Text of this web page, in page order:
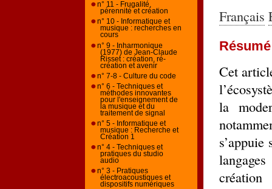
Français
Résumé
Cet
la
création
n° 11 - Frugalité,
pérennité et création
n° 10 - Informatique et
musique : recherches en
cours
n° 9 - Inharmonique
(1977) de Jean-Claude
Risset : création, ré-
création et avenir
n° 7-8 - Culture du code
n° 6 - Techniques et
méthodes innovantes
pour l'enseignement de
la musique et du
traitement de signal
n° 5 - Informatique et
musique : Recherche et
Création 1
n° 4 - Techniques et
pratiques du studio
audio
n° 3 - Pratiques
électroacoustiques et
dispositifs numériques